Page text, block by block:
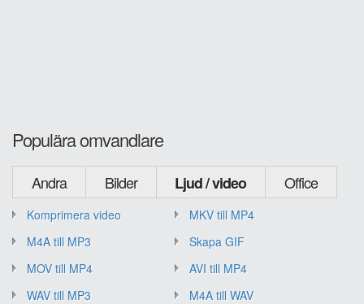
Populära omvandlare
Andra Bilder Ljud / video Office
Komprimera video
MKV till MP4
M4A till MP3
Skapa GIF
MOV till MP4
AVI till MP4
WAV till MP3
M4A till WAV